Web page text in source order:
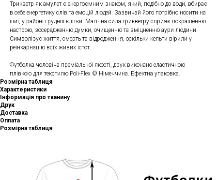
Трикветр як амулет є енергоємним знаком, який, подібно до води, вбирає
в себе енергетику слів та емоцій людей. Зазвичай його потрібно носити на
шиї, у районі грудної клітки. Магічна сила трикветру сприяє покращенню
настрою, зосередженню думки, очищенню та зміцненню аури людини.
Символізує життя, смерть та відродження, оскільки кельти вірили у
реінкарнацію всіх живих істот.
Футболка чоловіча преміальної якості, друк виконано еластичною
плівкою для текстилю Poli-Flex © Німеччина. Ефектна упаковка.
Розмірна таблиця
Характеристики
Інформація про тканину
Друк
Доставка
Оплата
Розмірна таблиця